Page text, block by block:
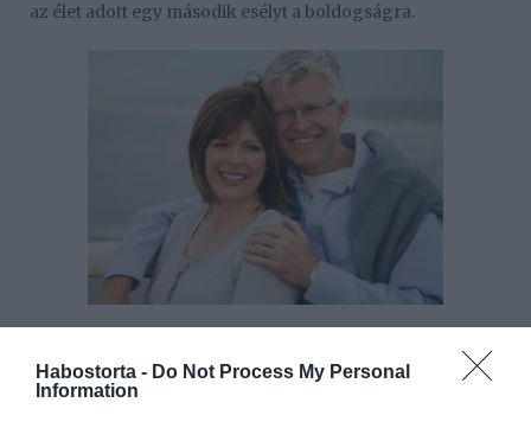
Habostorta - Do Not Process My Personal
Information
az élet adott egy második esélyt a boldogságra.
Mikor elkezdtünk beszélgetni, kiderült, hogy mindössze
három év korkülönbség van köztünk, és hogy ő is túlvan